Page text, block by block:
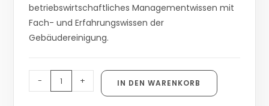
betriebswirtschaftliches Managementwissen mit
Fach- und Erfahrungswissen der
Gebäudereinigung.
- + IN DEN WARENKORB